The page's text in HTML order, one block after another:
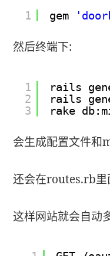
1 gem
然后终端下:
1
2
3
rails
rails
rake
会生成配置文件
还会在routes.rb里
这样网站就会自动